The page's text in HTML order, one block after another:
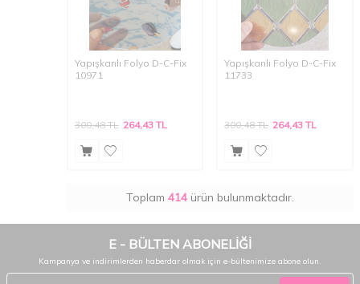
Yapışkanlı Folyo D-C-Fix
10971
300,48TL 264,43TL
Yapışkanlı Folyo D-C-Fix
11733
300,48TL 264,43 TL
Toplam 414ürün bulunmaktadır.
E - BÜLTEN ABONELİĞİ
Kampanya ve indirimlerden haberdar olmak için e-bültenimize abone olun.